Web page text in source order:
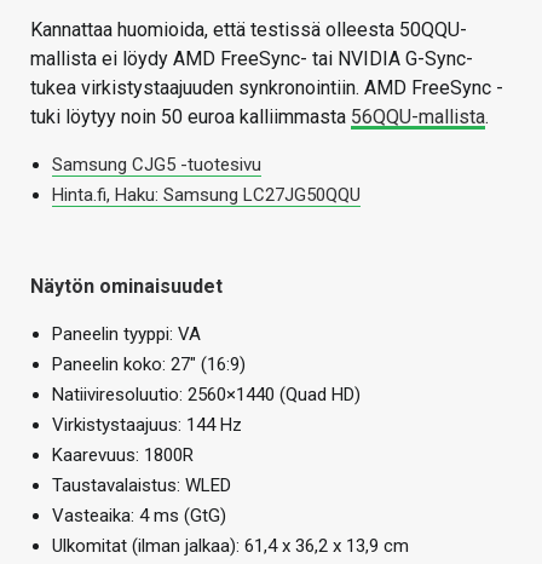
Kannattaa huomioida, että testissä olleesta 50QQU-
mallista ei löydy AMD FreeSync- tai NVIDIA G-Sync-
tukea virkistystaajuuden synkronointiin. AMD FreeSync -
tuki löytyy noin 50 euroa kalliimmasta 56QQU-mallista.
Samsung CJG5 -tuotesivu
Hinta.fi, Haku: Samsung LC27JG50QQU
Näytön ominaisuudet
Paneelin tyyppi: VA
Paneelin koko: 27″ (16:9)
Natiiviresoluutio: 2560×1440 (Quad HD)
Virkistystaajuus: 144 Hz
Kaarevuus: 1800R
Taustavalaistus: WLED
Vasteaika: 4 ms (GtG)
Ulkomitat (ilman jalkaa): 61,4 x 36,2 x 13,9 cm